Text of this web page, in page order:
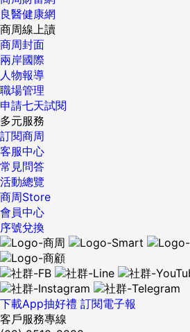
良醫健康網
商周線上讀
商周封面
兩岸國際
人物報導
職場管理
申請七天試閱
多元服務
訂閱商周
客服中心
常見問答
活動總覽
商周Store
會員中心
序號兌換
下載App抽好禮 訂閱電子報
客戶服務專線